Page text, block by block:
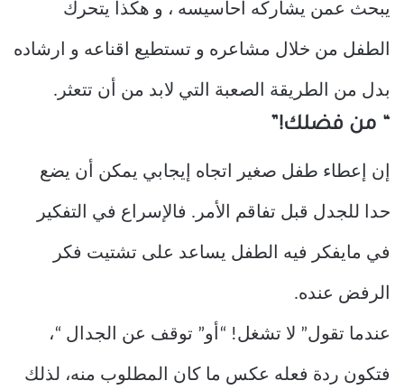
يبحث عمن يشاركه أحاسيسه ، و هكذا يتحرك
الطفل من خلال مشاعره و تستطيع اقناعه و ارشاده
بدل من الطريقة الصعبة التي لابد من أن تتعثر.
“ من فضلك!”
إن إعطاء طفل صغير اتجاه إيجابي يمكن أن يضع
حدا للجدل قبل تفاقم الأمر. فالإسراع في التفكير
في مايفكر فيه الطفل يساعد على تشتيت فكر
الرفض عنده.
عندما تقول” لا تشغل! “أو” توقف عن الجدال “،
فتكون ردة فعله عكس ما كان المطلوب منه، لذلك